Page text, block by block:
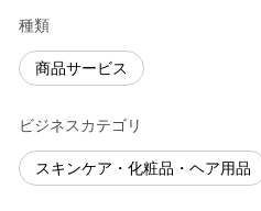
種類
商品サービス
ビジネスカテゴリ
スキンケア・化粧品・ヘア用品